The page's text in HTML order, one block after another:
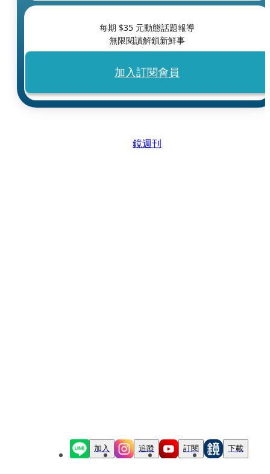
每期 $35 元動態話題報導
無限閱讀解鎖新鮮事
加入訂閱會員
鏡週刊
加入 追蹤 訂閱 下載